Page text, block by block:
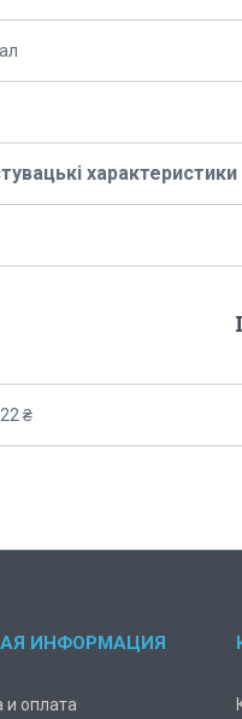
характеристики
₴
ИНФОРМАЦИЯ
и оплата